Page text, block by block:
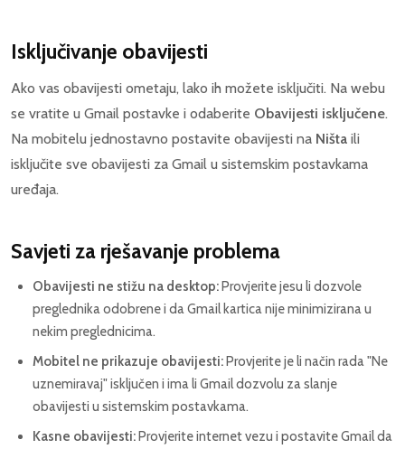
Isključivanje obavijesti
Ako vas obavijesti ometaju, lako ih možete isključiti. Na webu
se vratite u Gmail postavke i odaberite Obavijesti isključene.
Na mobitelu jednostavno postavite obavijesti na Ništa ili
isključite sve obavijesti za Gmail u sistemskim postavkama
uređaja.
Savjeti za rješavanje problema
Obavijesti ne stižu na desktop:Provjerite jesu li dozvole
preglednika odobrene i da Gmail kartica nije minimizirana u
nekim preglednicima.
Mobitel ne prikazuje obavijesti:Provjerite je li način rada "Ne
uznemiravaj" isključen i ima li Gmail dozvolu za slanje
obavijesti u sistemskim postavkama.
Kasne obavijesti:Provjerite internet vezu i postavite Gmail da